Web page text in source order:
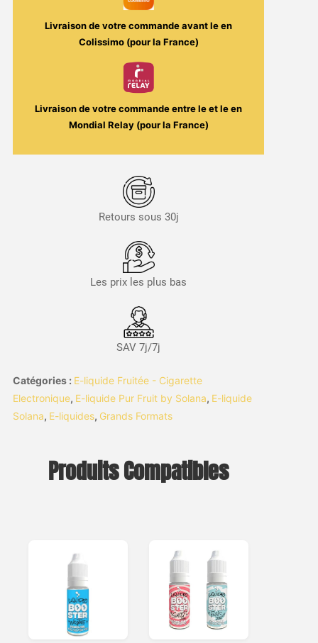
Livraison de votre commande avant leen
Colissimo (pour la France)
Livraison de votre commande entre leet leen
Mondial Relay (pour la France)
Retours sous 30j
Les prix les plus bas
SAV 7j/7j
Catégories : E-liquide Fruitée - Cigarette
Electronique, E-liquide Pur Fruit by Solana, E-liquide
Solana, E-liquides, Grands Formats
Produits Compatibles